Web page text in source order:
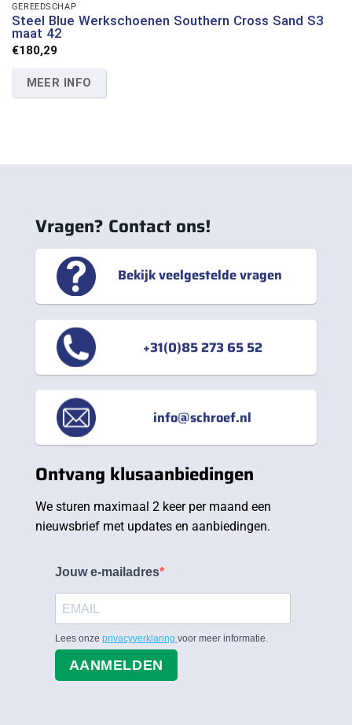
GEREEDSCHAP
Steel Blue Werkschoenen Southern Cross Sand S3
maat 42
€180,29
MEER INFO
Vragen? Contact ons!
Bekijk veelgestelde vragen
+31(0)85 273 65 52
info@schroef.nl
Ontvang klusaanbiedingen
We sturen maximaal 2 keer per maand een
nieuwsbrief met updates en aanbiedingen.
Jouw e-mailadres
Lees onze privacyverklaring voor meer informatie.
AANMELDEN